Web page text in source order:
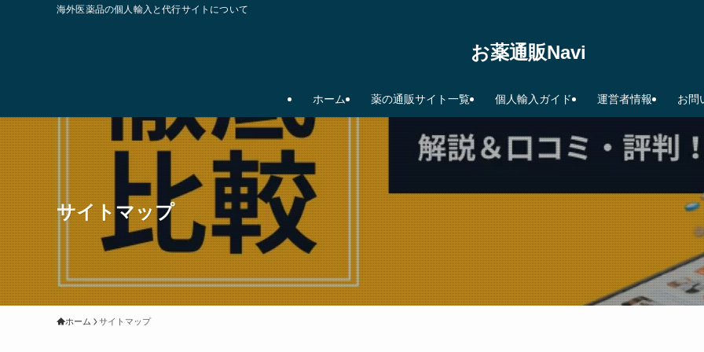
海外医薬品の個人輸入と代行サイトについて
お薬通販Navi
ホーム 薬の通販サイト一覧 個人輸入ガイド 運営者情報 お問
サイトマップ
ホーム サイトマップ